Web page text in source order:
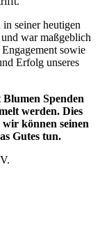
seiner heutigen
war maßgeblich
sowie
Erfolg unseres
Spenden
werden. Dies
können seinen
Gutes tun.